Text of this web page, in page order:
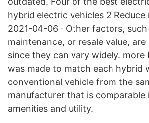
hybrid electric vehicles 2
2021-04-06 · Other factors, such
maintenance, or resale value,
since they can vary widely. more
was made to match each hybrid
conventional vehicle from the
manufacturer that is comparable
amenities and utility.